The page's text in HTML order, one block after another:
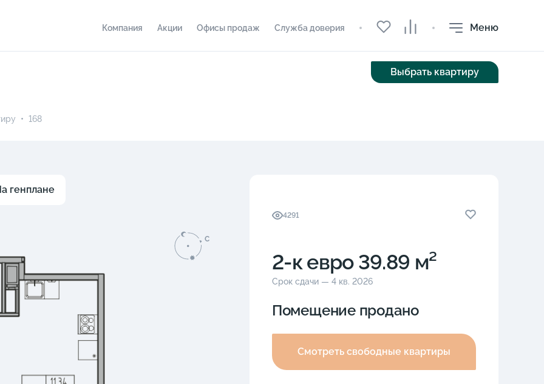
Компания Акции Офисы продаж Служба доверия Меню
Выбрать квартиру
• 168
генплане
C
4291
2-к eвро 39.89 м²
Срок сдачи — 4 кв. 2026
Помещение продано
Смотреть свободные квартиры